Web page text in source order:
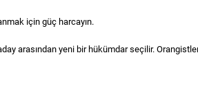
için güç harcayın.
arasından yeni bir hükümdar seçilir.